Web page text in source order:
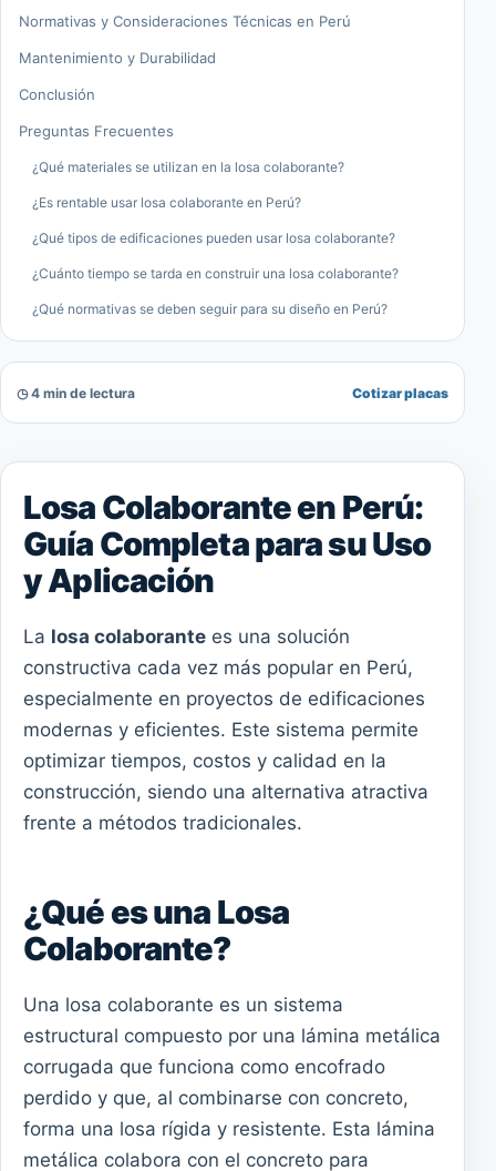
Normativas y Consideraciones Técnicas en Perú
Mantenimiento y Durabilidad
Conclusión
Preguntas Frecuentes
¿Qué materiales se utilizan en la losa colaborante?
¿Es rentable usar losa colaborante en Perú?
¿Qué tipos de edificaciones pueden usar losa colaborante?
¿Cuánto tiempo se tarda en construir una losa colaborante?
¿Qué normativas se deben seguir para su diseño en Perú?
◷ 4 min de lectura Cotizar placas
Losa Colaborante en Perú:
Guía Completa para su Uso
y Aplicación
La losa colaborante es una solución
constructiva cada vez más popular en Perú,
especialmente en proyectos de edificaciones
modernas y eficientes. Este sistema permite
optimizar tiempos, costos y calidad en la
construcción, siendo una alternativa atractiva
frente a métodos tradicionales.
¿Qué es una Losa
Colaborante?
Una losa colaborante es un sistema
estructural compuesto por una lámina metálica
corrugada que funciona como encofrado
perdido y que, al combinarse con concreto,
forma una losa rígida y resistente. Esta lámina
metálica colabora con el concreto para